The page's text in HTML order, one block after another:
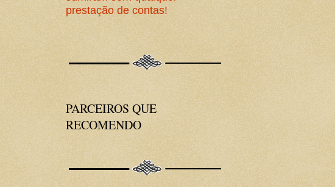
prestação de contas!
PARCEIROS QUE
RECOMENDO